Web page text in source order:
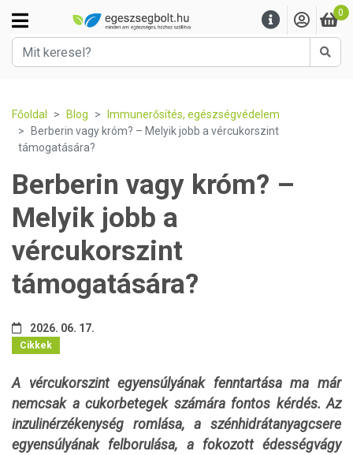
0
Főoldal Blog
Immunerősítés, egészségvédelem
Berberin vagy króm? – Melyik jobb a vércukorszint
támogatására?
Berberin vagy króm? –
Melyik jobb a
vércukorszint
támogatására?
2026. 06. 17.
Cikkek
A vércukorszint egyensúlyának fenntartása ma már
nemcsak a cukorbetegek számára fontos kérdés. Az
inzulinérzékenység romlása, a szénhidrátanyagcsere
egyensúlyának felborulása, a fokozott édességvágy